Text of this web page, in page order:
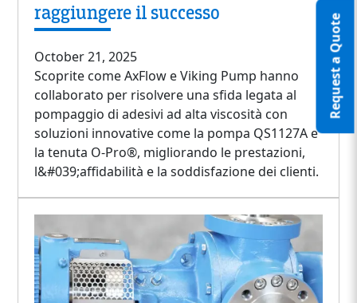
Request a Quote
raggiungere il successo
October 21, 2025
Scoprite come AxFlow e Viking Pump hanno
collaborato per risolvere una sfida legata al
pompaggio di adesivi ad alta viscosità con
soluzioni innovative come la pompa QS1127A e
la tenuta O-Pro®, migliorando le prestazioni,
l&#039;affidabilità e la soddisfazione dei clienti.